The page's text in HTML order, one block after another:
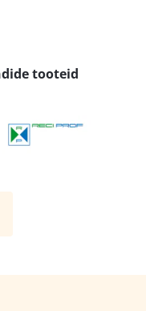
tooteid